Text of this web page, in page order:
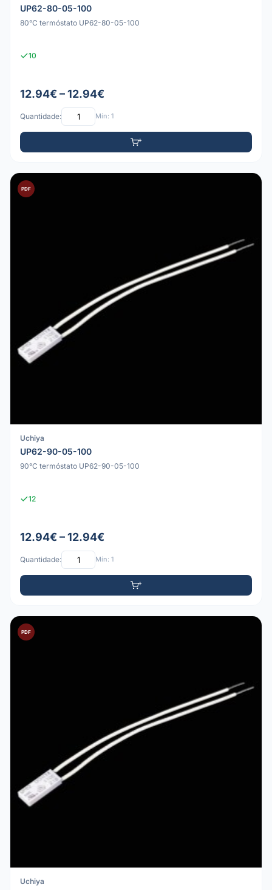
UP62-80-05-100
80°C termóstato UP62-80-05-100
10
12.94€ – 12.94€
Quantidade: Mín: 1
PDF
Uchiya
UP62-90-05-100
90°C termóstato UP62-90-05-100
12
12.94€ – 12.94€
Quantidade: Mín: 1
PDF
Uchiya